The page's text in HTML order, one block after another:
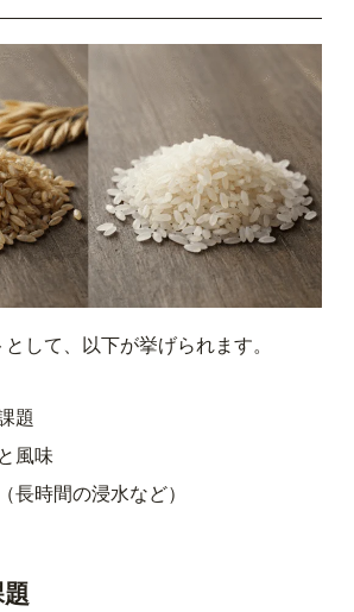
して、以下が挙げられます。
題
風味
長時間の浸水など）